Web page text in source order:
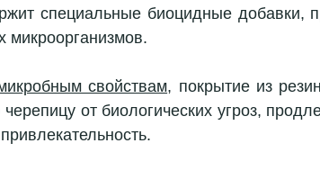
специальные биоцидные добавки,
микроорганизмов.
свойствам, покрытие из
от биологических угроз,